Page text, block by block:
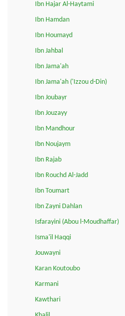
Ibn Hajar Al-Haytami
Ibn Hamdan
Ibn Houmayd
Ibn Jahbal
Ibn Jama'ah
Ibn Jama'ah ('Izzou d-Din)
Ibn Joubayr
Ibn Jouzayy
Ibn Mandhour
Ibn Noujaym
Ibn Rajab
Ibn Rouchd Al-Jadd
Ibn Toumart
Ibn Zayni Dahlan
Isfarayini (Abou l-Moudhaffar)
Isma'il Haqqi
Jouwayni
Karan Koutoubo
Karmani
Kawthari